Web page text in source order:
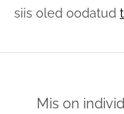
siis oled oodatud
Mis on